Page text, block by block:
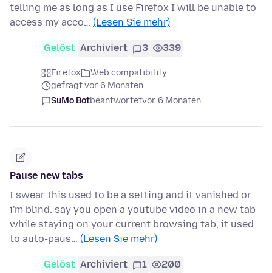
telling me as long as I use Firefox I will be unable to
access my acco… (Lesen Sie mehr)
Gelöst Archiviert 3 339
Firefox
Web compatibility
gefragt vor 6 Monaten
SuMo Botbeantwortetvor 6 Monaten
Pause new tabs
I swear this used to be a setting and it vanished or
i'm blind. say you open a youtube video in a new tab
while staying on your current browsing tab, it used
to auto-paus… (Lesen Sie mehr)
Gelöst Archiviert 1 200